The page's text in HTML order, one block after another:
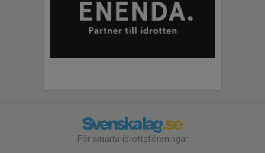
För smarta idrottsföreningar